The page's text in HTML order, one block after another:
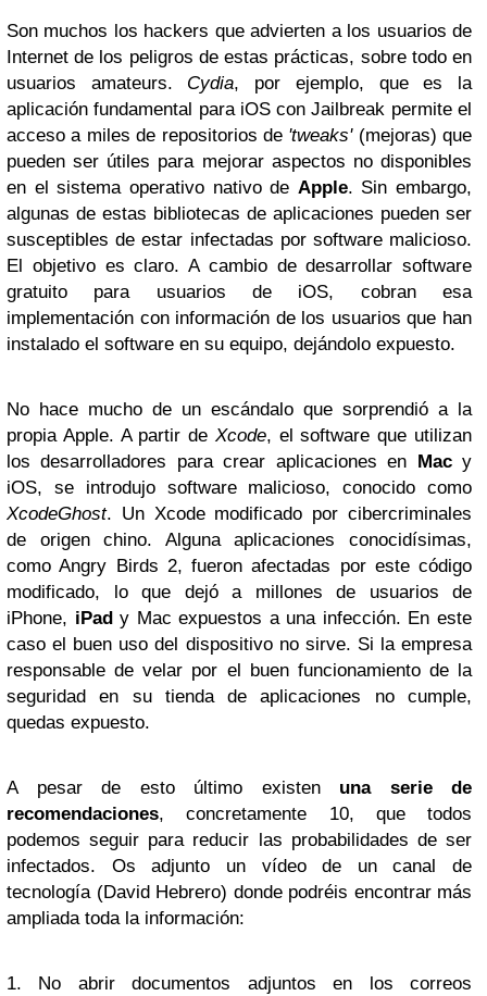
Son muchos los hackers que advierten a los usuarios de
Internet de los peligros de estas prácticas, sobre todo en
usuarios amateurs. Cydia, por ejemplo, que es la
aplicación fundamental para iOS con Jailbreak permite el
acceso a miles de repositorios de'tweaks'(mejoras) que
pueden ser útiles para mejorar aspectos no disponibles
en el sistema operativo nativo de Apple. Sin embargo,
algunas de estas bibliotecas de aplicaciones pueden ser
susceptibles de estar infectadas por software malicioso.
El objetivo es claro. A cambio de desarrollar software
gratuito para usuarios de iOS, cobran esa
implementación con información de los usuarios que han
instalado el software en su equipo, dejándolo expuesto.
No hace mucho de un escándalo que sorprendió a la
propia Apple. A partir de Xcode, el software que utilizan
los desarrolladores para crear aplicaciones en
Macy
iOS, se introdujo software malicioso, conocido como
XcodeGhost. Un Xcode modificado por cibercriminales
de origen chino. Alguna aplicaciones conocidísimas,
como Angry Birds 2, fueron afectadas por este código
modificado, lo que dejó a millones de usuarios de
iPhone, iPad y Mac expuestos a una infección. En este
caso el buen uso del dispositivo no sirve. Si la empresa
responsable de velar por el buen funcionamiento de la
seguridad en su tienda de aplicaciones no cumple,
quedas expuesto.
A pesar de esto último existen una serie de
recomendaciones, concretamente 10, que todos
podemos seguir para reducir las probabilidades de ser
infectados. Os adjunto un vídeo de un canal de
tecnología (David Hebrero) donde podréis encontrar más
ampliada toda la información:
1. No abrir documentos adjuntos en los correos